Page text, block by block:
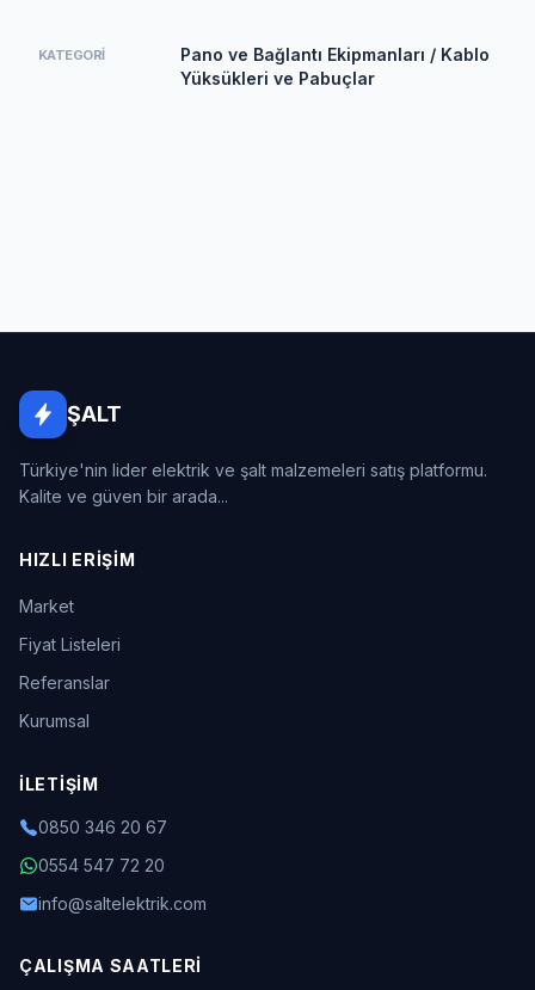
KATEGORI
Pano ve Bağlantı Ekipmanları / Kablo
Yüksükleri ve Pabuçlar
ŞALT
Türkiye'nin lider elektrik ve şalt malzemeleri satış platformu.
Kalite ve güven bir arada...
HIZLI ERIŞIM
Market
Fiyat Listeleri
Referanslar
Kurumsal
İLETIŞIM
0850 346 20 67
0554 547 72 20
info@saltelektrik.com
ÇALIŞMA SAATLERI